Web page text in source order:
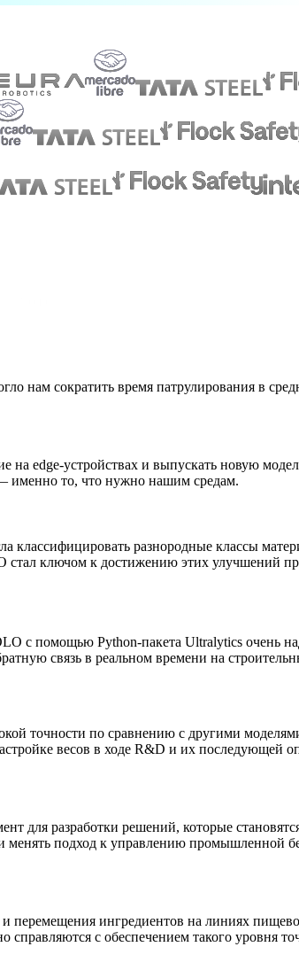
нам сократить время патрулирования в
edge-устройствах и выпускать новую
именно то, что нужно нашим средам.
классифицировать разнородные классы
ключом к достижению этих улучшений
с помощью Python-пакета Ultralytics очень
связь в реальном времени на
точности по сравнению с другими
весов в ходе R&D и их последующей
для разработки решений, которые
менять подход к управлению промышленной
перемещения ингредиентов на линиях
с обеспечением такого уровня